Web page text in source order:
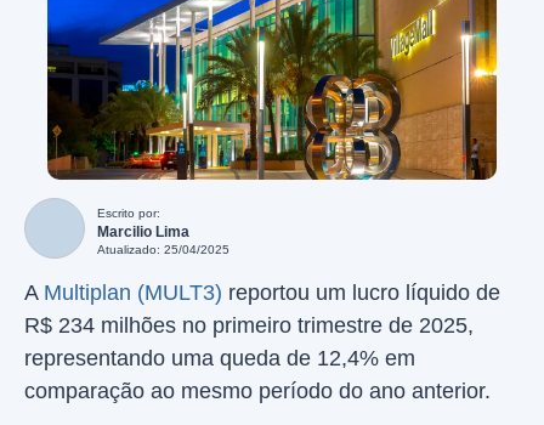
Escrito por:
Marcilio Lima
Atualizado: 25/04/2025
A Multiplan (MULT3) reportou um lucro líquido de
R$ 234 milhões no primeiro trimestre de 2025,
representando uma queda de 12,4% em
comparação ao mesmo período do ano anterior.